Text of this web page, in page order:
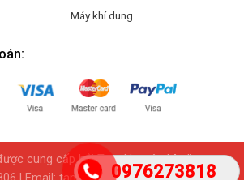
0976273818
Máy khí dung
cung cấp bởi Tam Nguyên Media